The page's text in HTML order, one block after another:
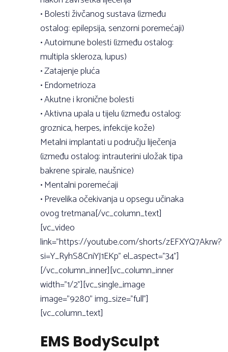
• Bolesti živčanog sustava (između
ostalog: epilepsija, senzorni poremećaji)
• Autoimune bolesti (između ostalog:
multipla skleroza, lupus)
• Zatajenje pluća
• Endometrioza
• Akutne i kronične bolesti
• Aktivna upala u tijelu (između ostalog:
groznica, herpes, infekcije kože)
Metalni implantati u području liječenja
(između ostalog: intrauterini uložak tipa
bakrene spirale, naušnice)
• Mentalni poremećaji
• Prevelika očekivanja u opsegu učinaka
ovog tretmana[/vc_column_text]
[vc_video
link=”https://youtube.com/shorts/zEFXYQ7Akrw?
si=Y_RyhS8CniYJ1EKp” el_aspect=”34”]
[/vc_column_inner][vc_column_inner
width=”1/2”][vc_single_image
image=”9280” img_size=”full”]
[vc_column_text]
EMS BodySculpt